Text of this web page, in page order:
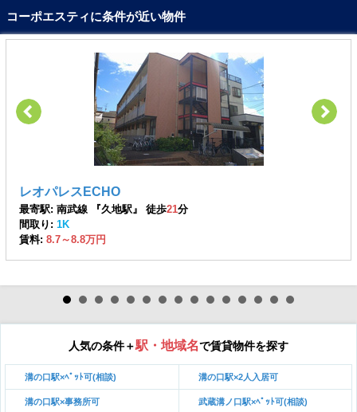
コーポエスティに条件が近い物件
レオパレスECHO
最寄駅: 南武線 『久地駅』 徒歩21分
間取り: 1K
賃料: 8.7～8.8万円
人気の条件＋駅・地域名で賃貸物件を探す
溝の口駅×ﾍﾟｯﾄ可(相談) 溝の口駅×2人入居可
溝の口駅×事務所可 武蔵溝ノ口駅×ﾍﾟｯﾄ可(相談)